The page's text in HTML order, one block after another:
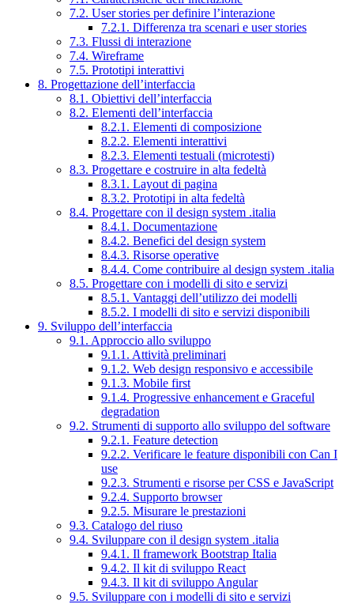
7.2. User stories per definire l’interazione
7.2.1. Differenza tra scenari e user stories
7.3. Flussi di interazione
7.4. Wireframe
7.5. Prototipi interattivi
8. Progettazione dell’interfaccia
8.1. Obiettivi dell’interfaccia
8.2. Elementi dell’interfaccia
8.2.1. Elementi di composizione
8.2.2. Elementi interattivi
8.2.3. Elementi testuali (microtesti)
8.3. Progettare e costruire in alta fedeltà
8.3.1. Layout di pagina
8.3.2. Prototipi in alta fedeltà
8.4. Progettare con il design system .italia
8.4.1. Documentazione
8.4.2. Benefici del design system
8.4.3. Risorse operative
8.4.4. Come contribuire al design system .italia
8.5. Progettare con i modelli di sito e servizi
8.5.1. Vantaggi dell’utilizzo dei modelli
8.5.2. I modelli di sito e servizi disponibili
9. Sviluppo dell’interfaccia
9.1. Approccio allo sviluppo
9.1.1. Attività preliminari
9.1.2. Web design responsivo e accessibile
9.1.3. Mobile first
9.1.4. Progressive enhancement e Graceful
degradation
9.2. Strumenti di supporto allo sviluppo del software
9.2.1. Feature detection
9.2.2. Verificare le feature disponibili con Can I
use
9.2.3. Strumenti e risorse per CSS e JavaScript
9.2.4. Supporto browser
9.2.5. Misurare le prestazioni
9.3. Catalogo del riuso
9.4. Sviluppare con il design system .italia
9.4.1. Il framework Bootstrap Italia
9.4.2. Il kit di sviluppo React
9.4.3. Il kit di sviluppo Angular
9.5. Sviluppare con i modelli di sito e servizi